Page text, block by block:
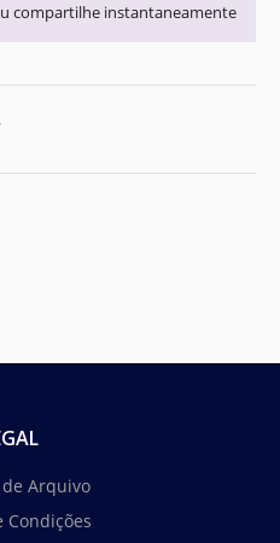
compartilhe instantaneamente
de Arquivo
Condições